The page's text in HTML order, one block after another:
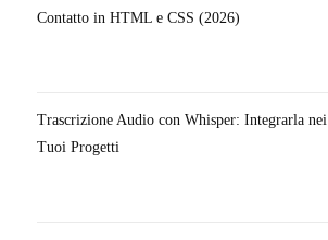
Contatto in HTML e CSS (2026)
Trascrizione Audio con Whisper: Integrarla nei
Tuoi Progetti